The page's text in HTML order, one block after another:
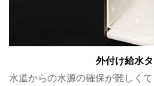
外付け給水
水道からの水源の確保が難しく